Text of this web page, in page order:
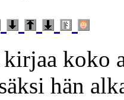
koko
hän